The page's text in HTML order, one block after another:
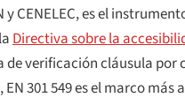
es el
Directiva sobre la
verificación cláusula por
301 549 es el marco